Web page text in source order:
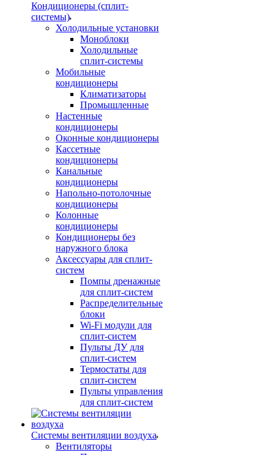
Кондиционеры (сплит-
системы)
Холодильные установки
Моноблоки
Холодильные
сплит-системы
Мобильные
кондиционеры
Климатизаторы
Промышленные
Настенные
кондиционеры
Оконные кондиционеры
Кассетные
кондиционеры
Канальные
кондиционеры
Напольно-потолочные
кондиционеры
Колонные
кондиционеры
Кондиционеры без
наружного блока
Аксессуары для сплит-
систем
Помпы дренажные
для сплит-систем
Распределительные
блоки
Wi-Fi модули для
сплит-систем
Пульты ДУ для
сплит-систем
Термостаты для
сплит-систем
Пульты управления
для сплит-систем
Системы вентиляции воздуха
Вентиляторы